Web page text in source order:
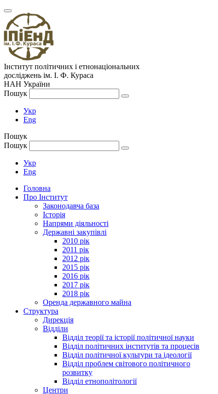
Інститут політичних і етнонаціональних
досліджень ім. І. Ф. Кураса
НАН України
Пошук
Укр
Eng
Пошук
Пошук
Укр
Eng
Головна
Про Інститут
Законодавча база
Історія
Напрями діяльності
Державні закупівлі
2010 рік
2011 рік
2012 рік
2015 рік
2016 рік
2017 рік
2018 рік
Оренда державного майна
Структура
Дирекція
Відділи
Відділ теорії та історії політичної науки
Відділ політичних інститутів та процесів
Відділ політичної культури та ідеології
Відділ проблем світового політичного
розвитку
Відділ етнополітології
Центри